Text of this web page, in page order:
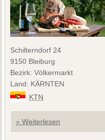
Schilterndorf 24
9150 Bleiburg
Bezirk: Völkermarkt
Land: KÄRNTEN
KTN
» Weiterlesen